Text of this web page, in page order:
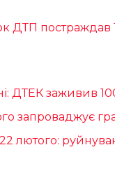
ДТП постраждав
ДТЕК заживив
запроваджує
лютого: